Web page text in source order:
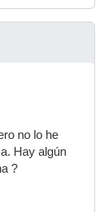
no lo he
Hay algún
?